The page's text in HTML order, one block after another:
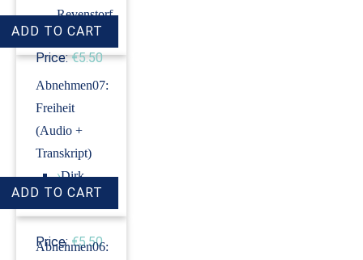
Revenstorf
Price: €5.50
Abnehmen07:
Freiheit
(Audio +
Transkript)
›Dirk
Revenstorf
Price: €5.50
Abnehmen06: